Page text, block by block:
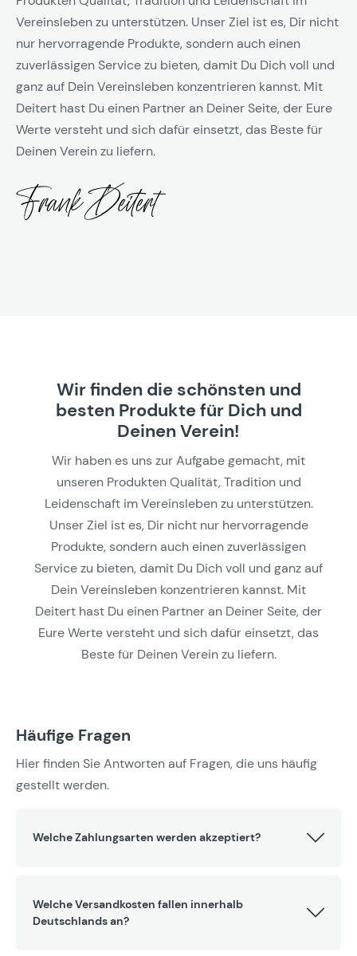
Vereinsleben zu unterstützen. Unser Ziel ist es, Dir nicht
nur hervorragende Produkte, sondern auch einen
zuverlässigen Service zu bieten, damit Du Dich voll und
ganz auf Dein Vereinsleben konzentrieren kannst. Mit
Deitert hast Du einen Partner an Deiner Seite, der Eure
Werte versteht und sich dafür einsetzt, das Beste für
Deinen Verein zu liefern.
Wir finden die schönsten und
besten Produkte für Dich und
Deinen Verein!
Wir haben es uns zur Aufgabe gemacht, mit
unseren Produkten Qualität, Tradition und
Leidenschaft im Vereinsleben zu unterstützen.
Unser Ziel ist es, Dir nicht nur hervorragende
Produkte, sondern auch einen zuverlässigen
Service zu bieten, damit Du Dich voll und ganz auf
Dein Vereinsleben konzentrieren kannst. Mit
Deitert hast Du einen Partner an Deiner Seite, der
Eure Werte versteht und sich dafür einsetzt, das
Beste für Deinen Verein zu liefern.
Häufige Fragen
Hier finden Sie Antworten auf Fragen, die uns häufig
gestellt werden.
Welche Zahlungsarten werden akzeptiert?
Welche Versandkosten fallen innerhalb
Deutschlands an?